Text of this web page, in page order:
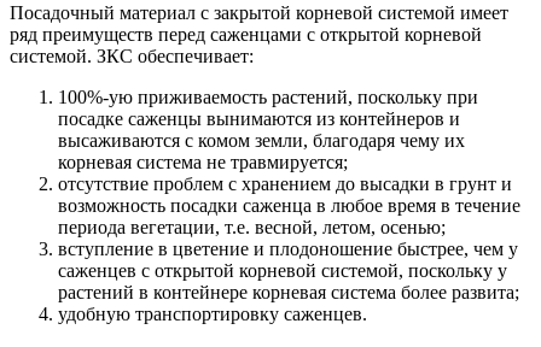
Посадочный материал с закрытой корневой системой имеет
ряд преимуществ перед саженцами с открытой корневой
системой. ЗКС обеспечивает:
100%-ую приживаемость растений, поскольку при
посадке саженцы вынимаются из контейнеров и
высаживаются с комом земли, благодаря чему их
корневая система не травмируется;
отсутствие проблем с хранением до высадки в грунт и
возможность посадки саженца в любое время в течение
периода вегетации, т.е. весной, летом, осенью;
вступление в цветение и плодоношение быстрее, чем у
саженцев с открытой корневой системой, поскольку у
растений в контейнере корневая система более развита;
удобную транспортировку саженцев.